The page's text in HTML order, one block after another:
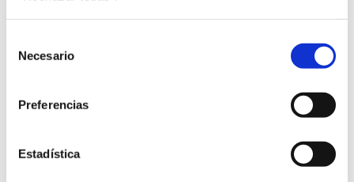
Necesario
Preferencias
Estadística
modelo de negocio.
vicepresidente de UNE, presidente de CEPCO y vocal
compartido de la sociedad y a la creación de un